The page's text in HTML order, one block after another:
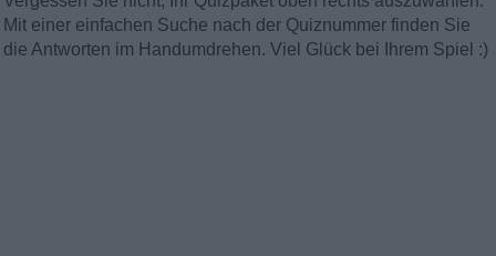
Mit einer einfachen Suche nach der Quiznummer finden Sie
die Antworten im Handumdrehen. Viel Glück bei Ihrem Spiel :)